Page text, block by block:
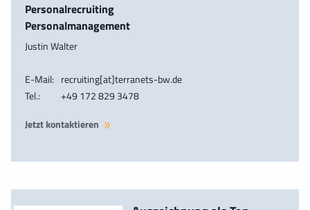
Personalrecruiting
Personalmanagement
Justin Walter
E-Mail: recruiting[at]terranets-bw.de
Tel.:
+49 172 829 3478
Jetzt kontaktieren